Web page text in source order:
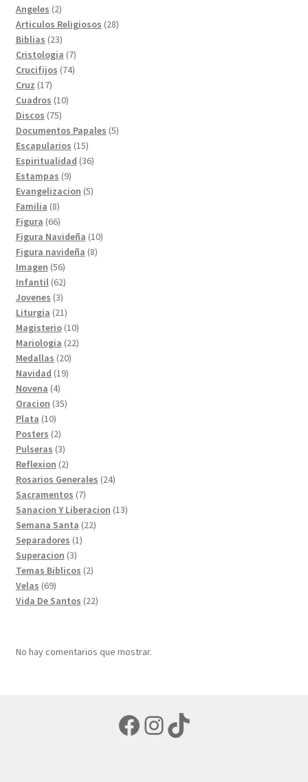
Angeles 22
productos
Articulos Religiosos 2828
Biblias 2323
productos
Cristologia 77
productos
Crucifijos 7474
Cruz 1717
productos
Cuadros 1010
Discos 7575
productos
Documentos Papales 55
Escapularios 1515
productos
Espiritualidad 3636
Estampas 99
productos
Evangelizacion 55
Familia 88
productos
Figura 6666
productos
Figura Navideña 1010
Figura navideña 88
Imagen 5656
productos
Infantil 6262
productos
Jovenes 33
productos
Liturgia 2121
productos
Magisterio 1010
productos
Mariologia 2222
Medallas 2020
productos
Navidad 1919
Novena 44
productos
Oracion 3535
Plata 1010
productos
Posters 22
productos
Pulseras 33
productos
Reflexion 22
productos
Rosarios Generales 2424
Sacramentos 77
productos
Sanacion Y Liberacion 1313
Semana Santa 2222
Separadores 11
Superacion 33
productos
Temas Biblicos 22
Velas 6969
productos
Vida De Santos 2222
No hay comentarios que mostrar.
Facebook
Instagram
TikTok